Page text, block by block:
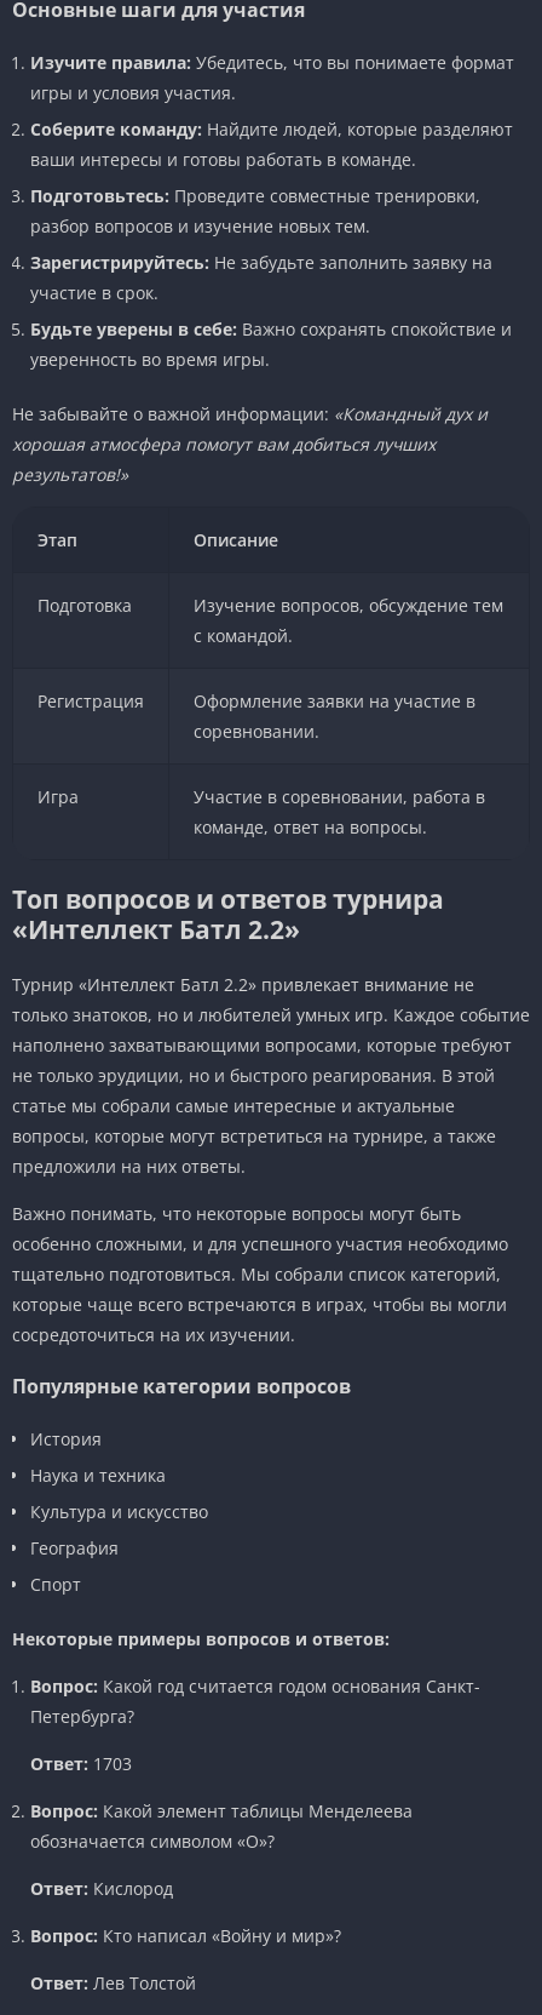
Основные шаги для участия
Изучите правила: Убедитесь, что вы понимаете формат
игры и условия участия.
Соберите команду: Найдите людей, которые разделяют
ваши интересы и готовы работать в команде.
Подготовьтесь: Проведите совместные тренировки,
разбор вопросов и изучение новых тем.
Зарегистрируйтесь: Не забудьте заполнить заявку на
участие в срок.
Будьте уверены в себе: Важно сохранять спокойствие и
уверенность во время игры.
Не забывайте о важной информации: «Командный дух и
хорошая атмосфера помогут вам добиться лучших
результатов!»
Этап Описание
Подготовка
Изучение вопросов, обсуждение тем
с командой.
Регистрация
Оформление заявки на участие в
соревновании.
Игра
Участие в соревновании, работа в
команде, ответ на вопросы.
Топ вопросов и ответов турнира
«Интеллект Батл 2.2»
Турнир «Интеллект Батл 2.2» привлекает внимание не
только знатоков, но и любителей умных игр. Каждое событие
наполнено захватывающими вопросами, которые требуют
не только эрудиции, но и быстрого реагирования. В этой
статье мы собрали самые интересные и актуальные
вопросы, которые могут встретиться на турнире, а также
предложили на них ответы.
Важно понимать, что некоторые вопросы могут быть
особенно сложными, и для успешного участия необходимо
тщательно подготовиться. Мы собрали список категорий,
которые чаще всего встречаются в играх, чтобы вы могли
сосредоточиться на их изучении.
Популярные категории вопросов
История
Наука и техника
Культура и искусство
География
Спорт
Некоторые примеры вопросов и ответов:
Вопрос: Какой год считается годом основания Санкт-
Петербурга?
Ответ: 1703
Вопрос: Какой элемент таблицы Менделеева
обозначается символом «O»?
Ответ: Кислород
Вопрос: Кто написал «Войну и мир»?
Ответ: Лев Толстой